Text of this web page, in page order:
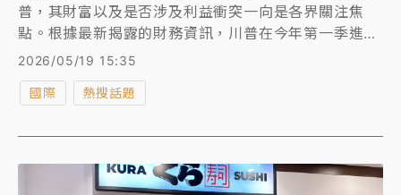
普，其財富以及是否涉及利益衝突一向是各界關注焦
點。根據最新揭露的財務資訊，川普在今年第一季進行
超過3700筆股票交易，包括輝達、蘋果的股票，但出
（Kura Sushi）。消息一出，藏壽司股價上漲5.4%，
2026/05/19 15:35
國際 熱搜話題